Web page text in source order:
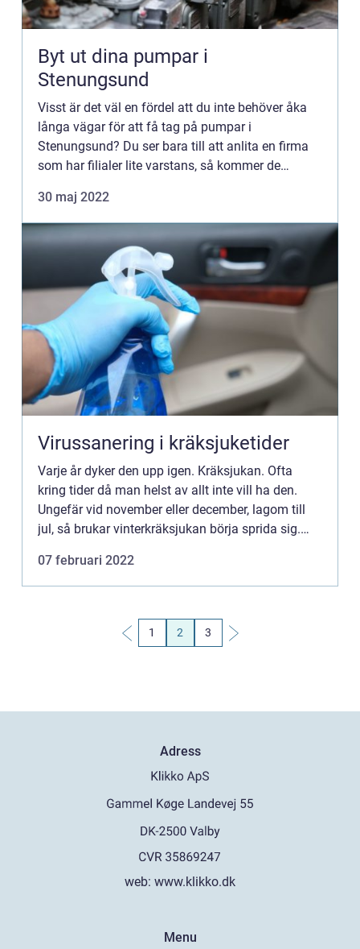
Byt ut dina pumpar i
Stenungsund
Visst är det väl en fördel att du inte behöver åka
långa vägar för att få tag på pumpar i
Stenungsund? Du ser bara till att anlita en firma
som har filialer lite varstans, så kommer de
lagat i princip...
30 maj 2022
Virussanering i kräksjuketider
Varje år dyker den upp igen. Kräksjukan. Ofta
kring tider då man helst av allt inte vill ha den.
Ungefär vid november eller december, lagom till
jul, så brukar vinterkräksjukan börja sprida sig.
07 februari 2022
1 2 3
Adress
web: www.klikko.dk
Menu